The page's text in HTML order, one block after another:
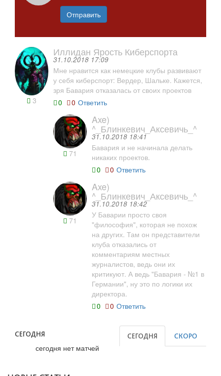
Отправить
3
Иллидан Ярость Киберспорта
31.10.2018 17:09
Мне нравится как немецкие клубы развивают
у себя киберспорт: Вердер, Шальке. Кажется,
зря Бавария отказалась от своих проектов
0
0 Ответить
71
Axe)
^_Блинкевич_Аксевичь_^
31.10.2018 18:41
Бавария и не начинала делать
никаких проектов.
0
0 Ответить
71
Axe)
^_Блинкевич_Аксевичь_^
31.10.2018 18:42
У Баварии просто своя
"философия", которая не похож
на других. Там он представители
клуба отказались от
комментариям местных
журналистов, ведь они их
критикуют. А ведь "Бавария - №1 в
Германии", ну это по логики их
директора.
0
0 Ответить
СЕГОДНЯ СКОРО
СЕГОДНЯ
сегодня нет матчей